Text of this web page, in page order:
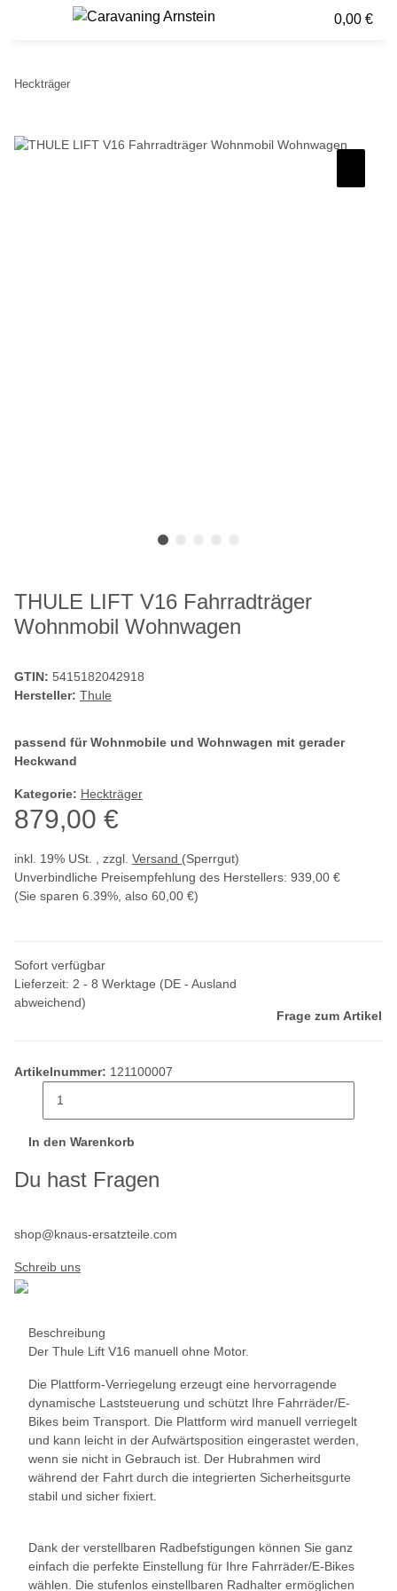
0,00 €
Heckträger
THULE LIFT V16 Fahrradträger
Wohnmobil Wohnwagen
GTIN: 5415182042918
Hersteller: Thule
passend für Wohnmobile und Wohnwagen mit gerader
Heckwand
Kategorie: Heckträger
879,00 €
inkl. 19% USt. , zzgl. Versand (Sperrgut)
Unverbindliche Preisempfehlung des Herstellers: 939,00 €
(Sie sparen 6.39% , also 60,00 €)
Sofort verfügbar
Lieferzeit: 2 - 8 Werktage (DE - Ausland
abweichend)
Frage zum Artikel
Artikelnummer: 121100007
In den Warenkorb
Du hast Fragen
shop@knaus-ersatzteile.com
Schreib uns
Beschreibung
Der Thule Lift V16 manuell ohne Motor.
Die Plattform-Verriegelung erzeugt eine hervorragende
dynamische Laststeuerung und schützt Ihre Fahrräder/E-
Bikes beim Transport. Die Plattform wird manuell verriegelt
und kann leicht in der Aufwärtsposition eingerastet werden,
wenn sie nicht in Gebrauch ist. Der Hubrahmen wird
während der Fahrt durch die integrierten Sicherheitsgurte
stabil und sicher fixiert.
Dank der verstellbaren Radbefstigungen können Sie ganz
einfach die perfekte Einstellung für Ihre Fahrräder/E-Bikes
wählen. Die stufenlos einstellbaren Radhalter ermöglichen